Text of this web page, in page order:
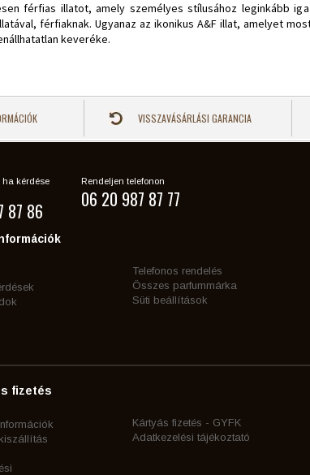
férfias illatot, amely személyes stílusához leginkább
férfiaknak. Ugyanaz az ikonikus A&F illat, amelyet
keveréke.
VISSZAVÁSÁRLÁSI GARANCIA
ha kérdése
87 86
Rendeljen telefonon
06 20 987 87 77
Telefonos rendelés
Összes parfummárka
Süti beállítások
fizetés
Kártyás fizetés - GYFK
Adatkezelési tájékoztató